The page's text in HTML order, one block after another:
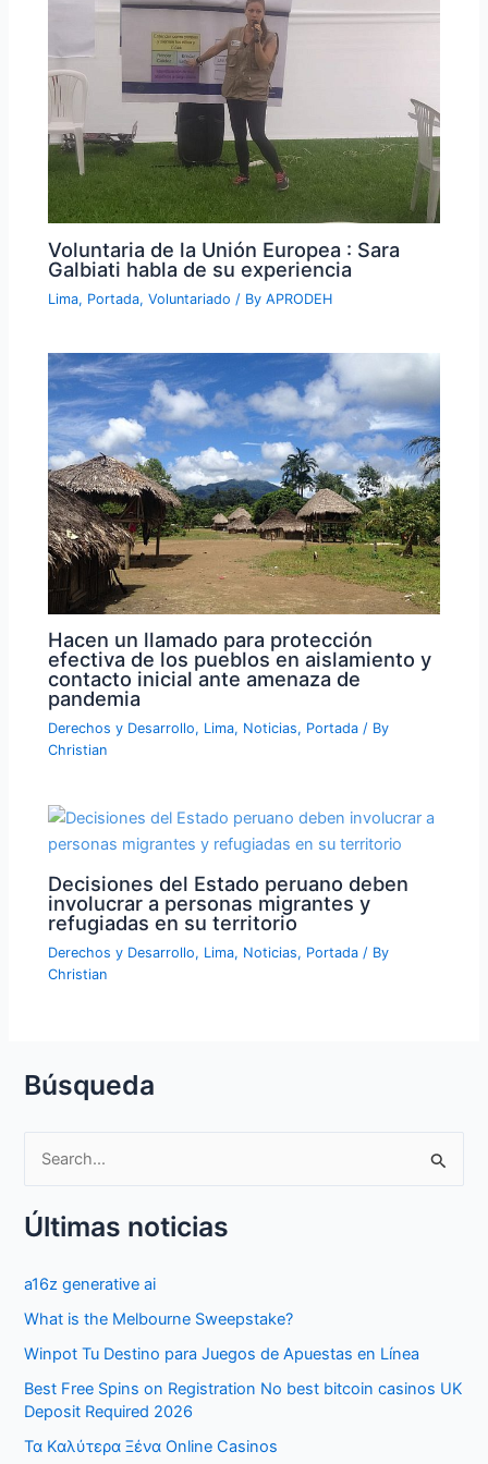
Voluntaria de la Unión Europea : Sara
Galbiati habla de su experiencia
Lima, Portada,Voluntariado / ByAPRODEH
Hacen un llamado para protección
efectiva de los pueblos en aislamiento y
contacto inicial ante amenaza de
pandemia
Derechos y Desarrollo, Lima, Noticias, Portada / By
Christian
Decisiones del Estado peruano deben
involucrar a personas migrantes y
refugiadas en su territorio
Derechos y Desarrollo, Lima, Noticias, Portada / By
Christian
Búsqueda
a
c
h
f
o
r
:
Últimas noticias
a16z generative ai
What is the Melbourne Sweepstake?
Winpot Tu Destino para Juegos de Apuestas en Línea
Best Free Spins on Registration No best bitcoin casinos UK
Deposit Required 2026
Τα Καλύτερα Ξένα Online Casinos